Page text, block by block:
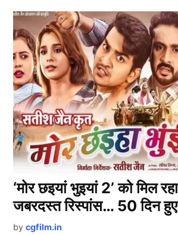
‘मोर छइयां भुइयां 2’ को मिल
जबरदस्त रिस्पांस… 50 दिन
by cgfilm.in